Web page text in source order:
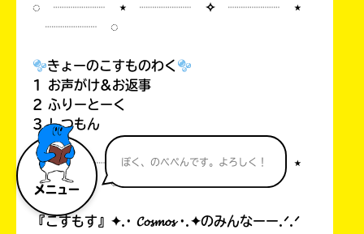
メニュー
ぼく、のべぺんです。よろしく！
◌ ┈┈┈┈ ⋆ ┈┈┈┈ ✧ ┈┈┈┈ ⋆
┈┈┈┈ ◌
きょーのこすものわく
1 お声がけ&お返事
2 ふりーとーく
3 しつもん
◌ ┈┈┈┈ ⋆ ┈┈┈┈ ✧ ┈┈┈┈ ⋆
┈┈┈┈ ◌
『こすもす』✦.· 𝓒𝓸𝓼𝓶𝓸𝓼 ·.✦のみんなーー.ᐟ.ᐟ